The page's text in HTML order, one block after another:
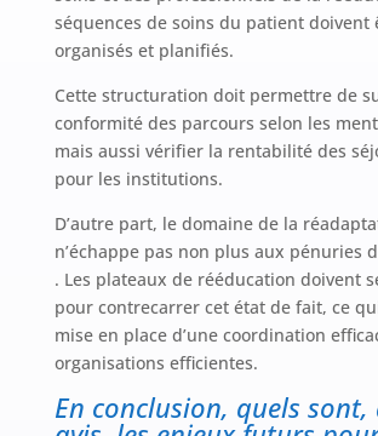
séquences de soins du patient doivent
organisés et planifiés.
Cette structuration doit permettre de
conformité des parcours selon les
mais aussi vérifier la rentabilité des
pour les institutions.
D’autre part, le domaine de la
n’échappe pas non plus aux pénuries
. Les plateaux de rééducation doivent
pour contrecarrer cet état de fait, ce
mise en place d’une coordination
organisations efficientes.
En conclusion, quels